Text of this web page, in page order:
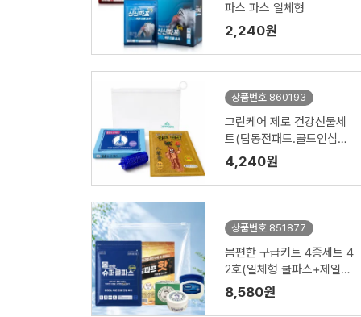
파스 파스 일체형
2,240원
상품번호 860193
그린케어 제로 건강선물세
트(탑동전패드.골드인삼패
드.지압기)홍보.판촉
4,240원
상품번호 851877
몸편한 구급키트 4종세트 4
2호(일체형 쿨파스+제일파
프+안티푸라민연고+바세
린젤리)
8,580원